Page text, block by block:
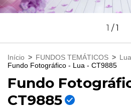
1 /1
Início > FUNDOS TEMÁTICOS > Lua
Fundo Fotográfico - Lua - CT9885
Fundo
CT9885